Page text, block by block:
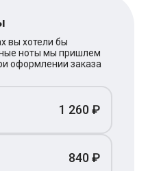
вы хотели бы
ноты мы пришлем
оформлении заказа
1 260 ₽
840 ₽